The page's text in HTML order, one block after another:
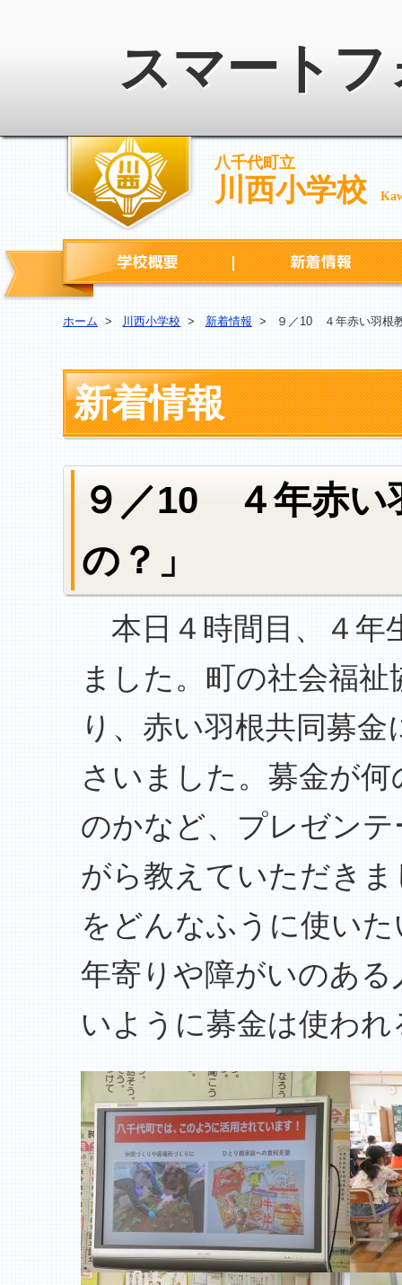
スマート
八千代町立
川西小学校
学校概要
ホーム > 川西小学校 > 新着情報 > ９／10 ４年赤い羽根
新着情報
９／10 ４年赤い
の？」
本日４時間目、４年
ました。町の社会福
り、赤い羽根共同募
さいました。募金が
のかなど、プレゼン
がら教えていただき
をどんなふうに使い
年寄りや障がいのあ
いように募金は使わ